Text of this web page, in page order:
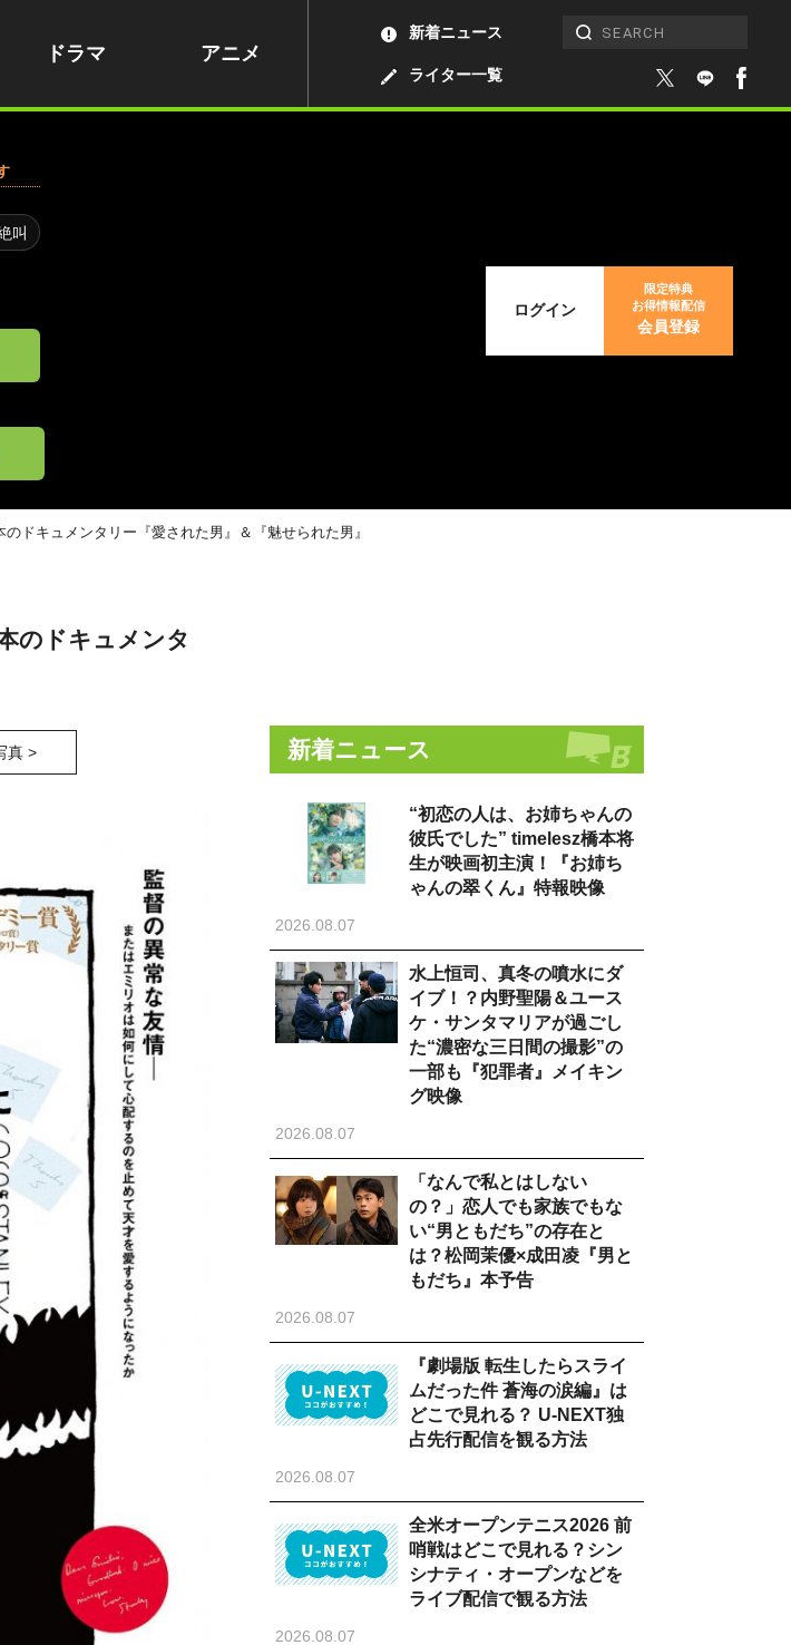
ドラマ アニメ
ライター一覧
新着ニュース
叫
ログイン
限定特典
お得情報配信
会員登録
ドキュメンタリー『愛された男』＆『魅せられた男』
のドキュメンタ
真 > 新着ニュース
“初恋の人は、お姉ちゃんの
彼氏でした” timelesz橋本将
生が映画初主演！『お姉ち
ゃんの翠くん』特報映像
2026.08.07
水上恒司、真冬の噴水にダ
イブ！？内野聖陽＆ユース
ケ・サンタマリアが過ごし
た“濃密な三日間の撮影”の
一部も『犯罪者』メイキン
グ映像
2026.08.07
「なんで私とはしない
の？」恋人でも家族でもな
い“男ともだち”の存在と
は？松岡茉優×成田凌『男と
もだち』本予告
2026.08.07
『劇場版 転生したらスライ
ムだった件 蒼海の涙編』は
どこで見れる？ U-NEXT独
占先行配信を観る方法
2026.08.07
全米オープンテニス2026 前
哨戦はどこで見れる？シン
シナティ・オープンなどを
ライブ配信で観る方法
2026.08.07